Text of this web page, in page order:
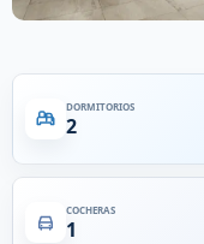
DORMITORIOS
2
COCHERAS
1